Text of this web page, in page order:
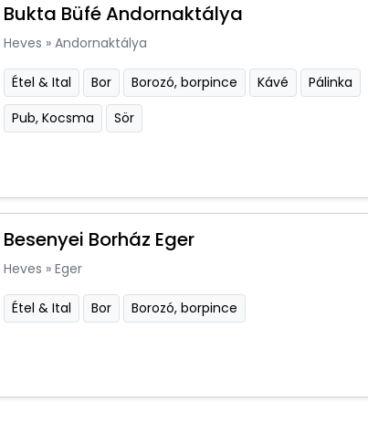
Bukta Büfé Andornaktálya
Heves » Andornaktálya
Étel & Ital Bor Borozó, borpince Kávé
Pálinka
Pub, Kocsma
Sör
Besenyei Borház Eger
Heves » Eger
Étel & Ital Bor Borozó, borpince